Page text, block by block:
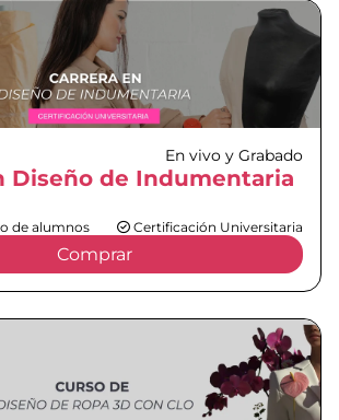
En vivo y Grabado
Diseño de Indumentaria
de alumnos Certificación Universitaria
Comprar